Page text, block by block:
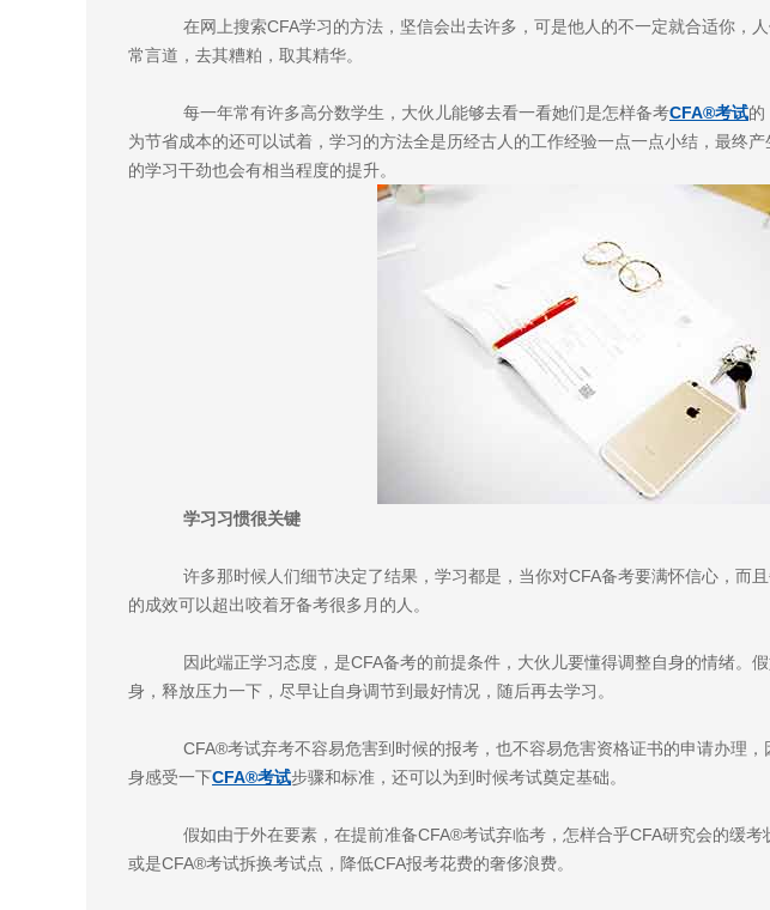
在网上搜索CFA学习的方法，坚信会出去许多，可是他人的不一定就合适你，
常言道，去其糟粕，取其精华。
每一年常有许多高分数学生，大伙儿能够去看一看她们是怎样备考CFA®考试的
为节省成本的还可以试着，学习的方法全是历经古人的工作经验一点一点小结，最终
的学习干劲也会有相当程度的提升。
学习习惯很关键
许多那时候人们细节决定了结果，学习都是，当你对CFA备考要满怀信心，而
的成效可以超出咬着牙备考很多月的人。
因此端正学习态度，是CFA备考的前提条件，大伙儿要懂得调整自身的情绪。
身，释放压力一下，尽早让自身调节到最好情况，随后再去学习。
CFA®考试弃考不容易危害到时候的报考，也不容易危害资格证书的申请办理
身感受一下CFA®考试步骤和标准，还可以为到时候考试奠定基础。
假如由于外在要素，在提前准备CFA®考试弃临考，怎样合乎CFA研究会的缓
或是CFA®考试拆换考试点，降低CFA报考花费的奢侈浪费。